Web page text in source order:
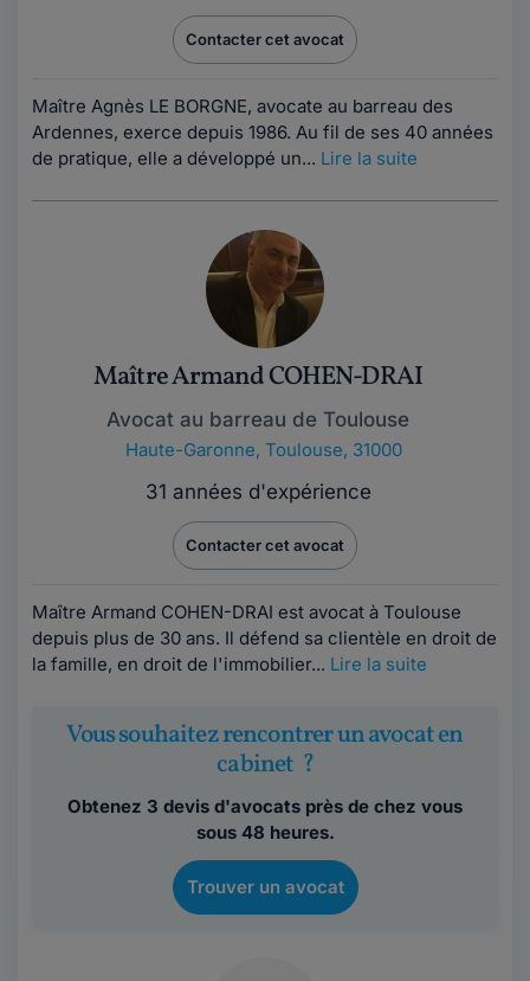
Contacter cet avocat
Maître Agnès LE BORGNE, avocate au barreau des
Ardennes, exerce depuis 1986. Au fil de ses 40 années
de pratique, elle a développé un... Lire la suite
Maître Armand COHEN-DRAI
Avocat au barreau de Toulouse
Haute-Garonne, Toulouse, 31000
31 années d'expérience
Contacter cet avocat
Maître Armand COHEN-DRAI est avocat à Toulouse
depuis plus de 30 ans. Il défend sa clientèle en droit de
la famille, en droit de l'immobilier... Lire la suite
Vous souhaitez rencontrer un avocat en
cabinet ?
Obtenez 3 devis d'avocats près de chez vous
sous 48 heures.
Trouver un avocat